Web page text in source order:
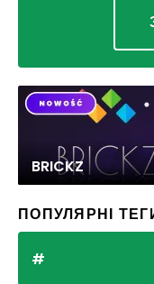
BRICKZ
ПОПУЛЯРНІ